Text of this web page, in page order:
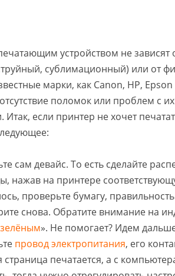
устройством не зависят
сублимационный) или от
марки, как Canon, HP,
поломок или проблем с
Итак, если принтер не хочет
сам девайс. То есть сделайте
нажав на принтере
проверьте бумагу,
снова. Обратите внимание на
зелёным». Не помогает? Идем
провод электропитания, его
страница печатается, а с